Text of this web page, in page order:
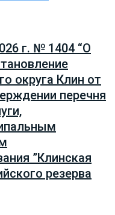
г. № 1404 “О
округа Клин от
перечня
”Клинская
резерва